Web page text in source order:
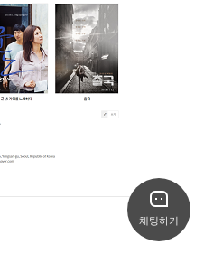
채팅하기